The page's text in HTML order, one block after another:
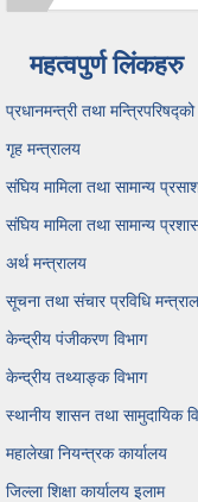
महत्वपुर्ण लिंकहरु
प्रधानमन्त्री तथा मन्त्रिपरिषद्को
गृह मन्त्रालय
संघिय मामिला तथा सामान्य
संघिय मामिला तथा सामान्य
अर्थ मन्त्रालय
सूचना तथा संचार प्रविधि
केन्द्रीय पंजीकरण विभाग
केन्द्रीय तथ्याङ्क विभाग
स्थानीय शासन तथा सामुदायिक
महालेखा नियन्त्रक कार्यालय
जिल्ला शिक्षा कार्यालय इलाम